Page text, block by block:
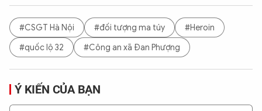
#CSGT Hà Nội #đối tượng ma túy
#Heroin
#quốc lộ 32
#Công an xã Đan Phượng
Ý KIẾN CỦA BẠN